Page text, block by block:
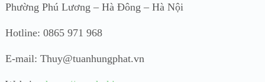
Phường Phú Lương – Hà Đông – Hà Nội
Hotline: 0865 971 968
E-mail: Thuy@tuanhungphat.vn